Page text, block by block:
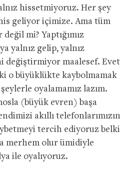
hissetmiyoruz. Her şey
geliyor içimize. Ama tüm
mi? Yaptığımız
yalnız gelip, yalnız
değiştirmiyor maalesef. Evet
o büyüklükte kaybolmamak
oyalamamız lazım.
(büyük evren) başa
akıllı telefonlarımızın
tercih ediyoruz belki
merhem olur ümidiyle
ile oyalıyoruz.